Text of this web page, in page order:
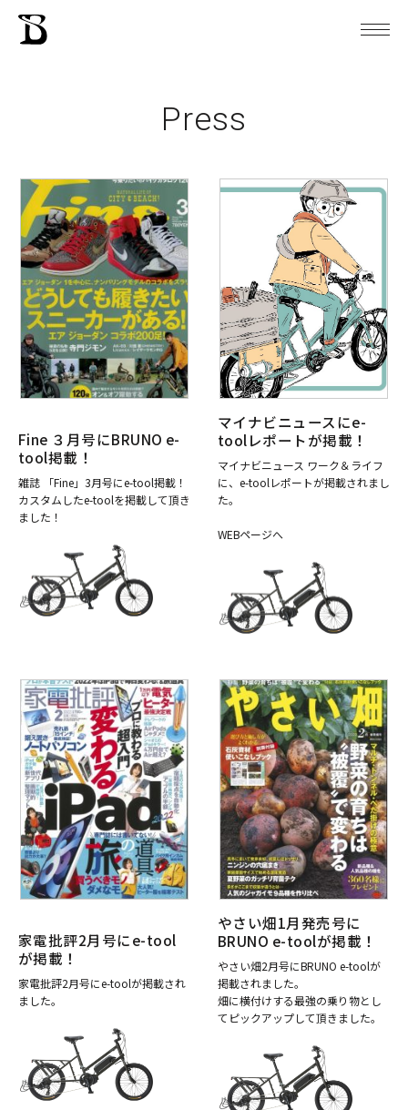
Press
Fine ３月号にBRUNO e-
tool掲載！
雑誌 「Fine」3月号にe-tool掲載！
カスタムしたe-toolを掲載して頂き
ました！
マイナビニュースにe-
toolレポートが掲載！
マイナビニュース ワーク＆ライフ
に、e-toolレポートが掲載されまし
た。
WEBページへ
家電批評2月号にe-tool
が掲載！
家電批評2月号にe-toolが掲載され
ました。
やさい畑1月発売号に
BRUNO e-toolが掲載！
やさい畑2月号にBRUNO e-toolが
掲載されました。
畑に横付けする最強の乗り物とし
てピックアップして頂きました。